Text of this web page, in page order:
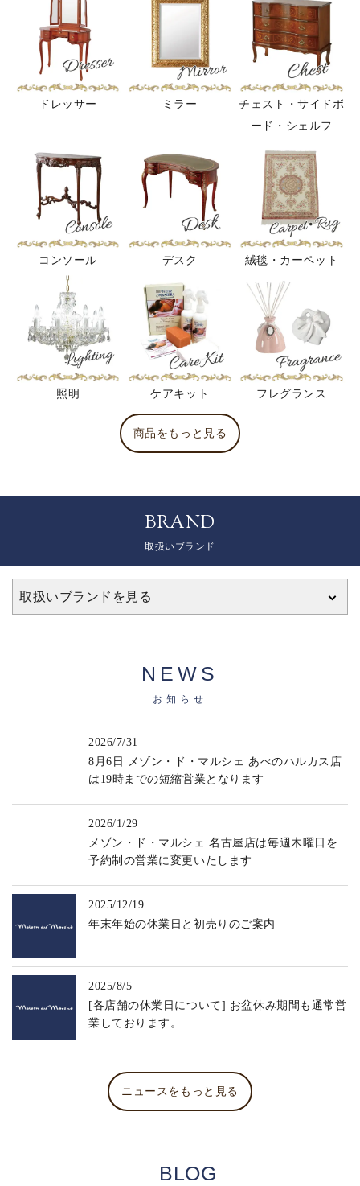
ドレッサー ミラー
チェスト・サイドボ
ード・シェルフ
コンソール デスク 絨毯・カーペット
照明 ケアキット フレグランス
商品をもっと見る
BRAND
取扱いブランド
取扱いブランドを見る
NEWS
お知らせ
2026/7/31
8月6日 メゾン・ド・マルシェ あべのハルカス店
は19時までの短縮営業となります
2026/1/29
メゾン・ド・マルシェ 名古屋店は毎週木曜日を
予約制の営業に変更いたします
2025/12/19
年末年始の休業日と初売りのご案内
2025/8/5
[各店舗の休業日について] お盆休み期間も通常営
業しております。
ニュースをもっと見る
BLOG